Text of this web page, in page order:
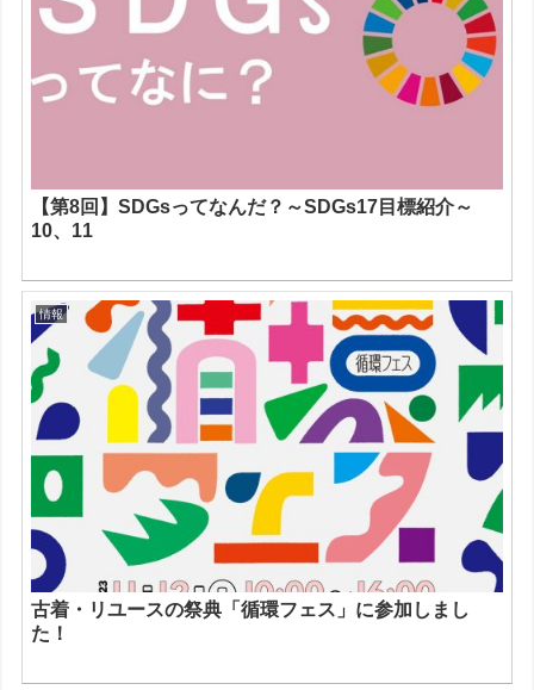
【第8回】SDGsってなんだ？～SDGs17目標紹介～
10、11
情報
古着・リユースの祭典「循環フェス」に参加しまし
た！